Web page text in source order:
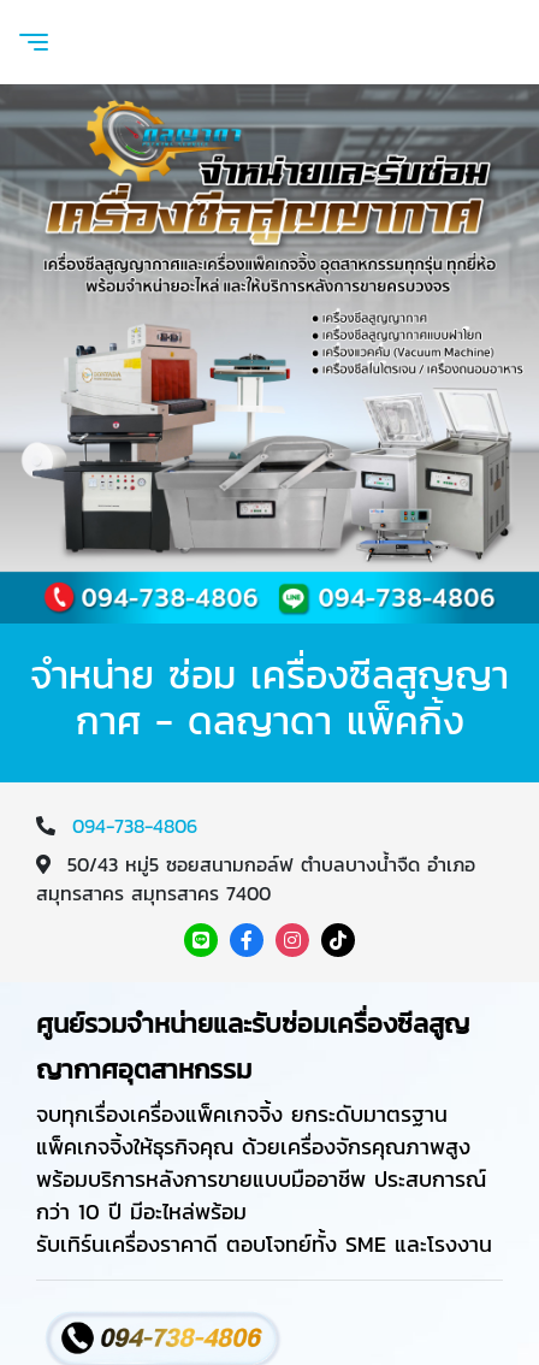
จำหน่าย ซ่อม เครื่องซีลสูญญา
กาศ - ดลญาดา แพ็คกิ้ง
094-738-4806
50/43 หมู่5 ซอยสนามกอล์ฟ ตำบลบางน้ำจืด อำเภอ
สมุทรสาคร สมุทรสาคร 7400
ศูนย์รวมจำหน่ายและรับซ่อมเครื่องซีลสูญ
ญากาศอุตสาหกรรม
จบทุกเรื่องเครื่องแพ็คเกจจิ้ง ยกระดับมาตรฐาน
แพ็คเกจจิ้งให้ธุรกิจคุณ ด้วยเครื่องจักรคุณภาพสูง
พร้อมบริการหลังการขายแบบมืออาชีพ ประสบการณ์
กว่า 10 ปี มีอะไหล่พร้อม
รับเทิร์นเครื่องราคาดี ตอบโจทย์ทั้ง SME และโรงงาน